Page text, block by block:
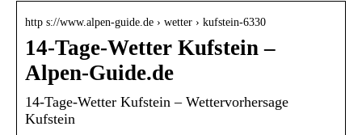
http s://www.alpen-guide.de › wetter › kufstein-6330
14-Tage-Wetter Kufstein –
Alpen-Guide.de
14-Tage-Wetter Kufstein – Wettervorhersage
Kufstein